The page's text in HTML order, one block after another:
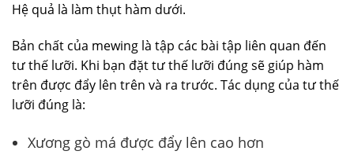
Hệ quả là làm thụt hàm dưới.
Bản chất của mewing là tập các bài tập liên quan đến
tư thế lưỡi. Khi bạn đặt tư thế lưỡi đúng sẽ giúp hàm
trên được đẩy lên trên và ra trước. Tác dụng của tư thế
lưỡi đúng là:
Xương gò má được đẩy lên cao hơn